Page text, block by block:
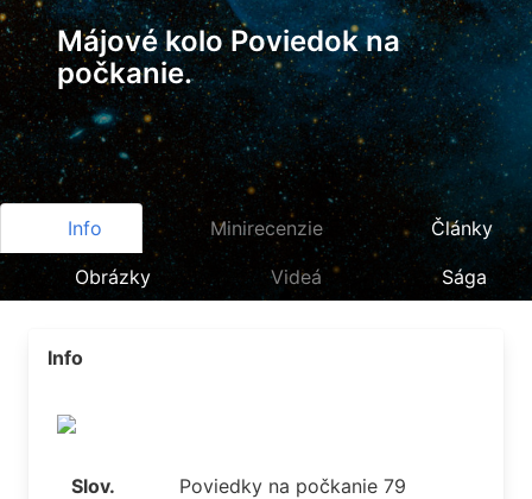
Májové kolo Poviedok na
počkanie.
Info Minirecenzie Články
Obrázky Videá Sága
Info
Slov.
Poviedky na počkanie 79